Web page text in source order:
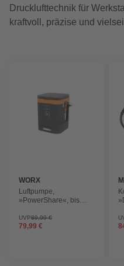
Drucklufttechnik für
kraftvoll, präzise und
WORX
Luftpumpe,
»PowerShare«, bis
orange
UVP89,99 €
79,99 €